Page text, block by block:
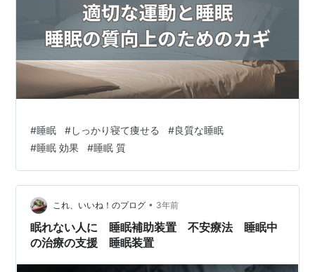
#睡眠 #しっかり寝て痩せる #良質な睡眠
#睡眠 効果 #睡眠 質
これ、いいね！のプログ • 3年前
眠れない人に 睡眠補助装置 不安療法 睡眠中
の治療の支援 睡眠装置